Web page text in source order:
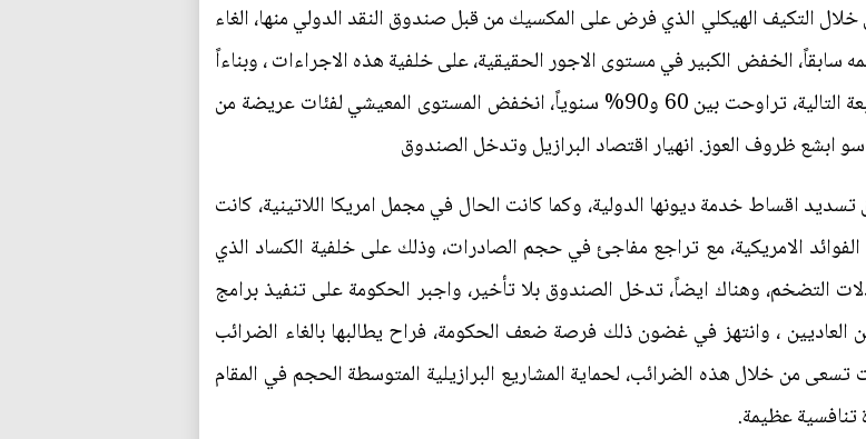
التكيف الهيكلي الذي فرض على المكسيك من قبل صندوق النقد الدولي منها، الغاء
الخفض الكبير في مستوى الاجور الحقيقية، على خلفية هذه الاجراءات ، وبناءاً
على استمرار التضخم بمعدلات عالية، طوال الاعوام الاربعة التالية، تراوحت بين 60 و90% سنوياً، انخفض المستوى المعيشي لفئات عريضة من
ابشع ظروف العوز. انهيار اقتصاد البرازيل وتدخل الصندوق
ايضاً تعليق تسديد اقساط خدمة ديونها الدولية، وكما كانت الحال في مجمل امريكا اللاتينية، كانت
الامريكية، مع تراجع مفاجئ في حجم الصادرات، وذلك على خلفية الكساد الذي
التضخم، وهناك ايضاً، تدخل الصندوق بلا تأخير، واجبر الحكومة على تنفيذ برامج
العاديين ، وانتهز في غضون ذلك فرصة ضعف الحكومة، فراح يطالبها بالغاء الضرائب
تسعى من خلال هذه الضرائب، لحماية المشاريع البرازيلية المتوسطة الحجم في المقام
تنافسية عظيمة.